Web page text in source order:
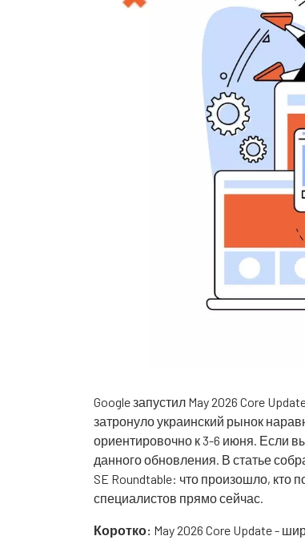
Google запустил May 2026 Core
затронуло украинский рынок
ориентировочно к 3-6 июня. Если
данного обновления. В статье
SE Roundtable: что произошло, кто
специалистов прямо сейчас.
Коротко: May 2026 Core Update -